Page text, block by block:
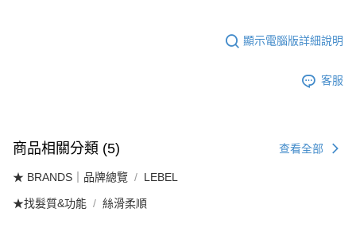
顯示電腦版詳細說明
客服
商品相關分類 (5) 查看全部
★ BRANDS｜品牌總覽 LEBEL
★找髮質&功能 絲滑柔順